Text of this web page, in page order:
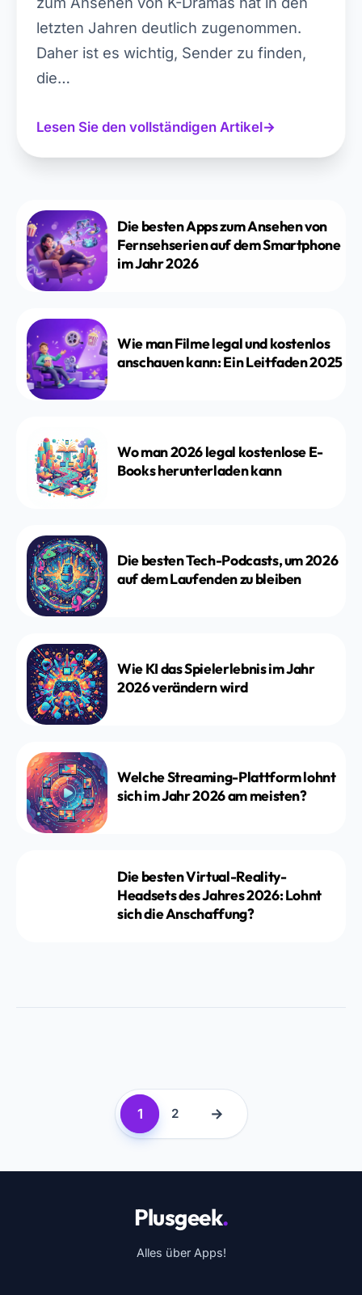
letzten Jahren deutlich zugenommen.
Daher ist es wichtig, Sender zu finden,
die…
Lesen Sie den vollständigen Artikel→
Die besten Apps zum Ansehen von
Fernsehserien auf dem Smartphone
im Jahr 2026
Wie man Filme legal und kostenlos
anschauen kann: Ein Leitfaden 2025
Wo man 2026 legal kostenlose E-
Books herunterladen kann
Die besten Tech-Podcasts, um 2026
auf dem Laufenden zu bleiben
Wie KI das Spielerlebnis im Jahr
2026 verändern wird
Welche Streaming-Plattform lohnt
sich im Jahr 2026 am meisten?
Die besten Virtual-Reality-
Headsets des Jahres 2026: Lohnt
sich die Anschaffung?
1 2 →
Plusgeek.
Alles über Apps!